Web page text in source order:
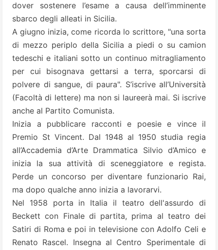
dover sostenere l’esame a causa dell’imminente
sbarco degli alleati in Sicilia.
A giugno inizia, come ricorda lo scrittore, "una sorta
di mezzo periplo della Sicilia a piedi o su camion
tedeschi e italiani sotto un continuo mitragliamento
per cui bisognava gettarsi a terra, sporcarsi di
polvere di sangue, di paura". S’iscrive all’Università
(Facoltà di lettere) ma non si laureerà mai. Si iscrive
anche al Partito Comunista.
Inizia a pubblicare racconti e poesie e vince il
Premio St Vincent. Dal 1948 al 1950 studia regia
all’Accademia d’Arte Drammatica Silvio d’Amico e
inizia la sua attività di sceneggiatore e regista.
Perde un concorso per diventare funzionario Rai,
ma dopo qualche anno inizia a lavorarvi.
Nel 1958 porta in Italia il teatro dell'assurdo di
Beckett con Finale di partita, prima al teatro dei
Satiri di Roma e poi in televisione con Adolfo Celi e
Renato Rascel. Insegna al Centro Sperimentale di